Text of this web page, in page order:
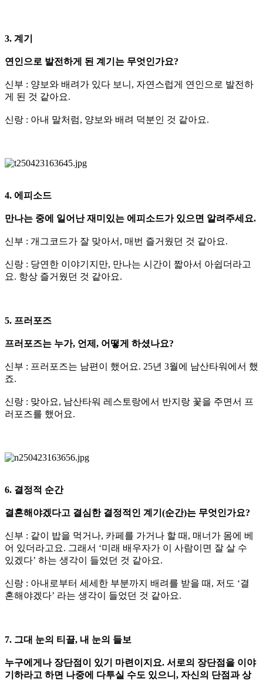
3. 계기
연인으로 발전하게 된 계기는 무엇인가요?
신부 : 양보와 배려가 있다 보니, 자연스럽게 연인으로 발전하
게 된 것 같아요.
신랑 : 아내 말처럼, 양보와 배려 덕분인 것 같아요.
4. 에피소드
만나는 중에 일어난 재미있는 에피소드가 있으면 알려주세요.
신부 : 개그코드가 잘 맞아서, 매번 즐거웠던 것 같아요.
신랑 : 당연한 이야기지만, 만나는 시간이 짧아서 아쉽더라고
요. 항상 즐거웠던 것 같아요.
5. 프러포즈
프러포즈는 누가, 언제, 어떻게 하셨나요?
신부 : 프러포즈는 남편이 했어요. 25년 3월에 남산타워에서 했
죠.
신랑 : 맞아요, 남산타워 레스토랑에서 반지랑 꽃을 주면서 프
러포즈를 했어요.
6. 결정적 순간
결혼해야겠다고 결심한 결정적인 계기(순간)는 무엇인가요?
신부 : 같이 밥을 먹거나, 카페를 가거나 할 때, 매너가 몸에 베
어 있더라고요. 그래서 ‘미래 배우자가 이 사람이면 잘 살 수
있겠다’ 하는 생각이 들었던 것 같아요.
신랑 : 아내로부터 세세한 부분까지 배려를 받을 때, 저도 ‘결
혼해야겠다’ 라는 생각이 들었던 것 같아요.
7. 그대 눈의 티끌, 내 눈의 들보
누구에게나 장단점이 있기 마련이지요. 서로의 장단점을 이야
기하라고 하면 나중에 다투실 수도 있으니, 자신의 단점과 상